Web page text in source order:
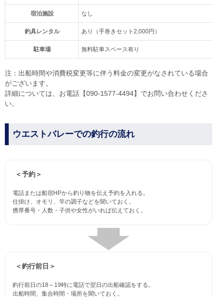
宿泊施設 なし
釣具レンタル あり（手巻きセット2,000円）
駐車場 無料駐車スペース有り
注：出船時間や消費税変更等に伴う料金の変更がなされている場合
がございます。
詳細については、お電話【090-1577-4494】でお問い合わせくださ
い。
ウエストバレーでの釣行の流れ
＜予約＞
電話または船宿HPから釣り物を伝え予約を入れる。
仕掛け、オモリ、竿の調子などを聞いておく。
携帯番号・人数・子供や女性がいれば伝えておく。
＜釣行前日＞
釣行前日の18～19時に電話で翌日の出船確認をする。
出船時間、集合時間・場所を聞いておく。